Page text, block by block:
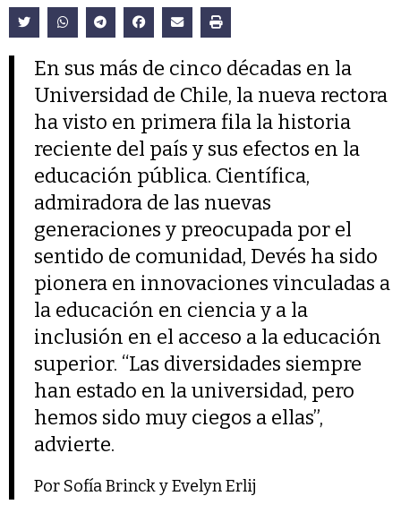
En sus más de cinco décadas en la
Universidad de Chile, la nueva rectora
ha visto en primera fila la historia
reciente del país y sus efectos en la
educación pública. Científica,
admiradora de las nuevas
generaciones y preocupada por el
sentido de comunidad, Devés ha sido
pionera en innovaciones vinculadas a
la educación en ciencia y a la
inclusión en el acceso a la educación
superior. “Las diversidades siempre
han estado en la universidad, pero
hemos sido muy ciegos a ellas”,
advierte.
Por Sofía Brinck y Evelyn Erlij